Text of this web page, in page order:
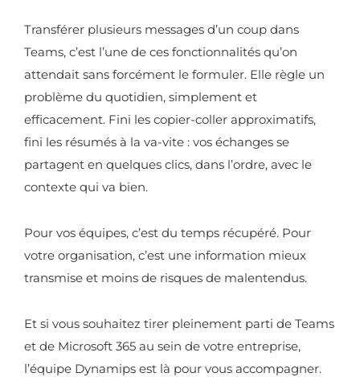
Transférer plusieurs messages d’un coup dans
Teams, c’est l’une de ces fonctionnalités qu’on
attendait sans forcément le formuler. Elle règle un
problème du quotidien, simplement et
efficacement. Fini les copier-coller approximatifs,
fini les résumés à la va-vite : vos échanges se
partagent en quelques clics, dans l’ordre, avec le
contexte qui va bien.
Pour vos équipes, c’est du temps récupéré. Pour
votre organisation, c’est une information mieux
transmise et moins de risques de malentendus.
Et si vous souhaitez tirer pleinement parti de Teams
et de Microsoft 365 au sein de votre entreprise,
l’équipe Dynamips est là pour vous accompagner.